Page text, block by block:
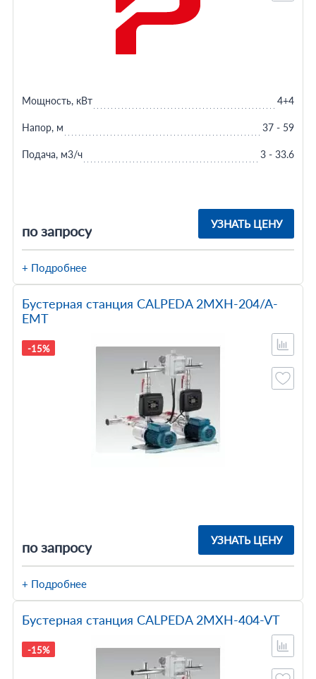
по запросу УЗНАТЬ ЦЕНУ
Мощность, кВт 4+4
Напор, м 37 - 59
Подача, м3/ч 3 - 33.6
+ Подробнее
Бустерная станция CALPEDA 2MXH-204/A-
EMT
-15%
по запросу УЗНАТЬ ЦЕНУ
+ Подробнее
Бустерная станция CALPEDA 2MXH-404-VT
-15%